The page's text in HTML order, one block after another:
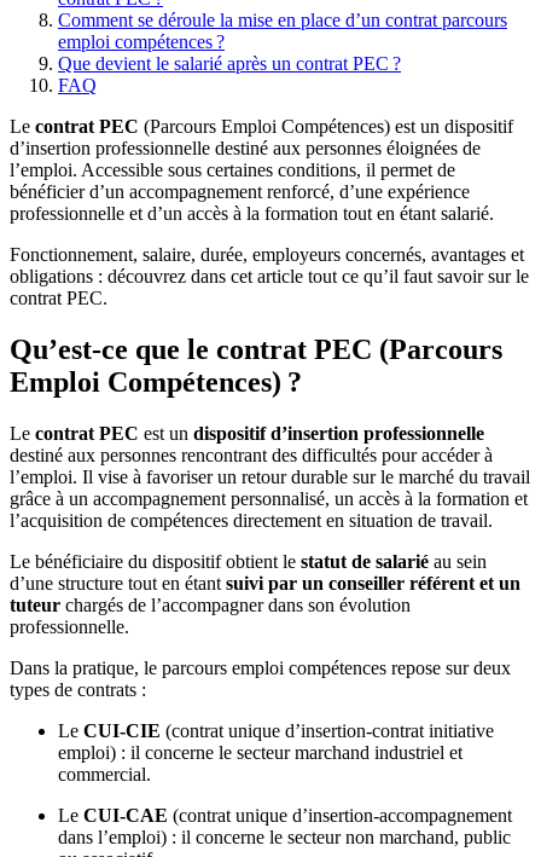
Comment se déroule la mise en place d’un contrat parcours
emploi compétences ?
Que devient le salarié après un contrat PEC ?
FAQ
Le contrat PEC (Parcours Emploi Compétences) est un dispositif
d’insertion professionnelle destiné aux personnes éloignées de
l’emploi. Accessible sous certaines conditions, il permet de
bénéficier d’un accompagnement renforcé, d’une expérience
professionnelle et d’un accès à la formation tout en étant salarié.
Fonctionnement, salaire, durée, employeurs concernés, avantages et
obligations : découvrez dans cet article tout ce qu’il faut savoir sur le
contrat PEC.
Qu’est-ce que le contrat PEC (Parcours
Emploi Compétences) ?
Le contrat PEC est un dispositif d’insertion professionnelle
destiné aux personnes rencontrant des difficultés pour accéder à
l’emploi. Il vise à favoriser un retour durable sur le marché du travail
grâce à un accompagnement personnalisé, un accès à la formation et
l’acquisition de compétences directement en situation de travail.
Le bénéficiaire du dispositif obtient le statut de salarié au sein
d’une structure tout en étant suivi par un conseiller référent et un
tuteur chargés de l’accompagner dans son évolution
professionnelle.
Dans la pratique, le parcours emploi compétences repose sur deux
types de contrats :
Le CUI-CIE (contrat unique d’insertion-contrat initiative
emploi) : il concerne le secteur marchand industriel et
commercial.
Le CUI-CAE (contrat unique d’insertion-accompagnement
dans l’emploi) : il concerne le secteur non marchand, public